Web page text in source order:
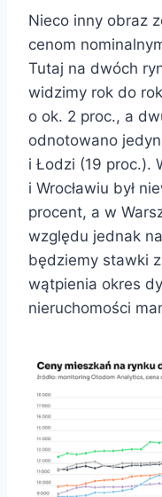
Nieco inny obraz
cenom
Tutaj na dwóch
widzimy rok do
o ok. 2 proc., a
odnotowano
i Łodzi (19 proc.).
i Wrocławiu był
procent, a w
względu jednak
będziemy stawki
wątpienia okres
nieruchomości